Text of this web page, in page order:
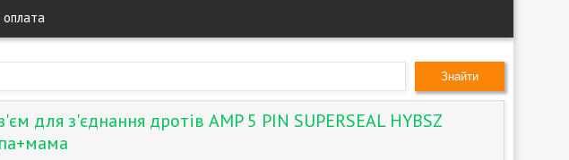
Знайти
для з'єднання дротів AMP 5 PIN SUPERSEAL HYBSZ